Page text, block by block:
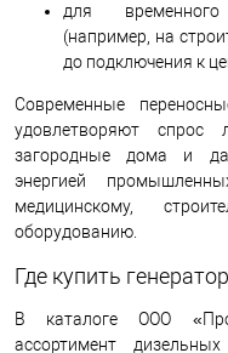
для временного
(например, на
до подключения к
Современные
удовлетворяют спрос
загородные дома и
энергией
медицинскому,
оборудованию.
Где купить
В каталоге ООО
ассортимент